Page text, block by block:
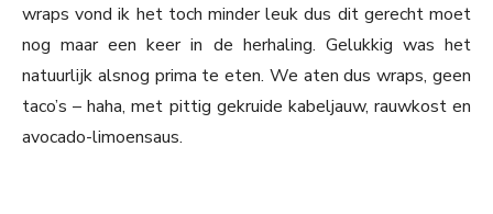
wraps vond ik het toch minder leuk dus dit gerecht moet
nog maar een keer in de herhaling. Gelukkig was het
natuurlijk alsnog prima te eten. We aten dus wraps, geen
taco’s – haha, met pittig gekruide kabeljauw, rauwkost en
avocado-limoensaus.